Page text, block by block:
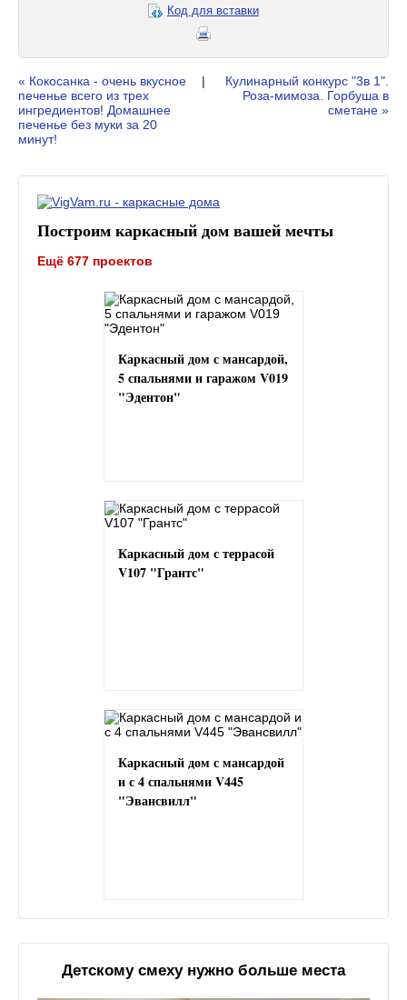
Код для вставки
« Кокосанка - очень вкусное
печенье всего из трех
ингредиентов! Домашнее
печенье без муки за 20
минут!
|
Кулинарный конкурс "3в 1".
Роза-мимоза. Горбуша в
сметане »
Построим каркасный дом вашей мечты
Ещё 677 проектов
Каркасный дом с мансардой,
5 спальнями и гаражом V019
"Эдентон"
Каркасный дом с террасой
V107 "Грантс"
Каркасный дом с мансардой
и с 4 спальнями V445
"Эвансвилл"
Детскому смеху нужно больше места